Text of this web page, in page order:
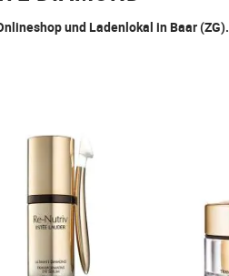
und Ladenlokal in Baar (ZG).